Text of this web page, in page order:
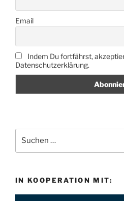
Email
Indem Du fortfährst,
Datenschutzerklärung.
nach:
IN KOOPERATION MIT: